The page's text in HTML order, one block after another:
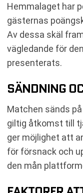
Hemmalaget har
gästernas
Av dessa skäl
vägledande för
presenterats.
SÄNDNING
Matchen sänds
giltig åtkomst till
ger möjlighet att
för försnack och
den mån